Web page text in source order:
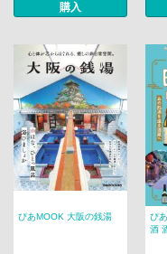
購入
ぴあMOOK 大阪の銭湯
ぴ
酒